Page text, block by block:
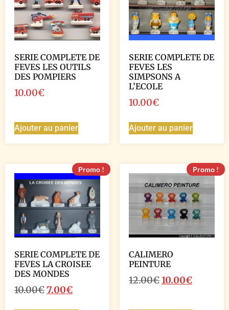
SERIE COMPLETE DE
FEVES LES OUTILS
DES POMPIERS
10.00€
Ajouter au panier
SERIE COMPLETE DE
FEVES LES
SIMPSONS A
L’ECOLE
10.00€
Ajouter au panier
Promo !
SERIE COMPLETE DE
FEVES LA CROISEE
DES MONDES
10.00€7.00€
Promo !
CALIMERO
PEINTURE
12.00€10.00€